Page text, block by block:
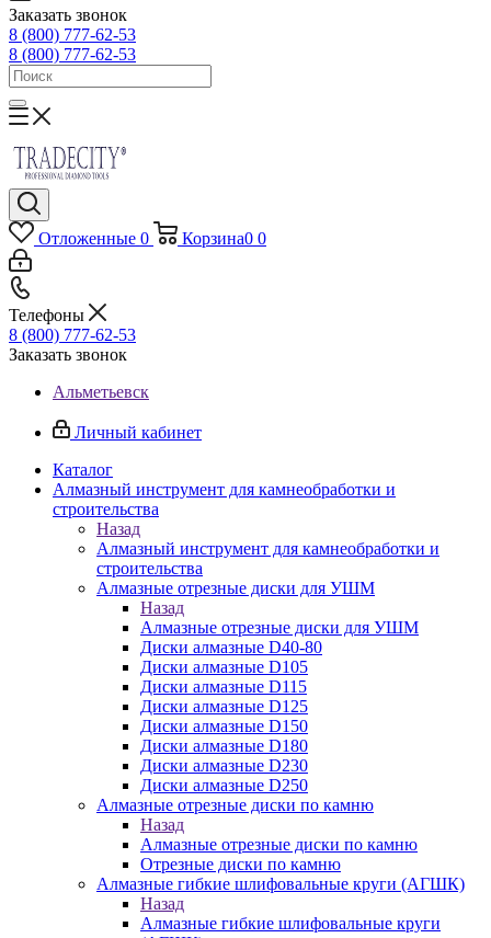
Заказать звонок
8 (800) 777-62-53
8 (800) 777-62-53
Отложенные 0 Корзина0 0
Телефоны
8 (800) 777-62-53
Заказать звонок
Альметьевск
Личный кабинет
Каталог
Алмазный инструмент для камнеобработки и
строительства
Назад
Алмазный инструмент для камнеобработки и
строительства
Алмазные отрезные диски для УШМ
Назад
Алмазные отрезные диски для УШМ
Диски алмазные D40-80
Диски алмазные D105
Диски алмазные D115
Диски алмазные D125
Диски алмазные D150
Диски алмазные D180
Диски алмазные D230
Диски алмазные D250
Алмазные отрезные диски по камню
Назад
Алмазные отрезные диски по камню
Отрезные диски по камню
Алмазные гибкие шлифовальные круги (АГШК)
Назад
Алмазные гибкие шлифовальные круги